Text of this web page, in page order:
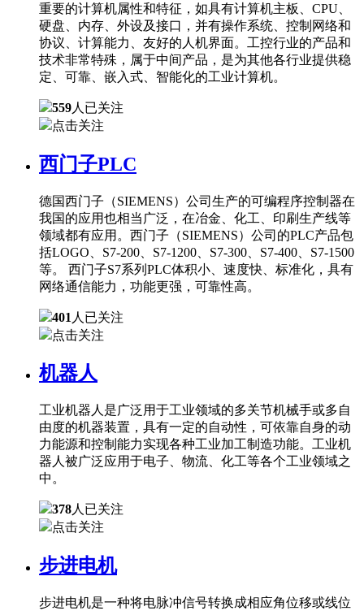
重要的计算机属性和特征，如具有计算机主板、CPU、
硬盘、内存、外设及接口，并有操作系统、控制网络和
协议、计算能力、友好的人机界面。工控行业的产品和
技术非常特殊，属于中间产品，是为其他各行业提供稳
定、可靠、嵌入式、智能化的工业计算机。
559人已关注
点击关注
西门子PLC
德国西门子（SIEMENS）公司生产的可编程序控制器在
我国的应用也相当广泛，在冶金、化工、印刷生产线等
领域都有应用。西门子（SIEMENS）公司的PLC产品包
括LOGO、S7-200、S7-1200、S7-300、S7-400、S7-1500
等。 西门子S7系列PLC体积小、速度快、标准化，具有
网络通信能力，功能更强，可靠性高。
401 人已关注
点击关注
机器人
工业机器人是广泛用于工业领域的多关节机械手或多自
由度的机器装置，具有一定的自动性，可依靠自身的动
力能源和控制能力实现各种工业加工制造功能。工业机
器人被广泛应用于电子、物流、化工等各个工业领域之
中。
378人已关注
点击关注
步进电机
步进电机是一种将电脉冲信号转换成相应角位移或线位